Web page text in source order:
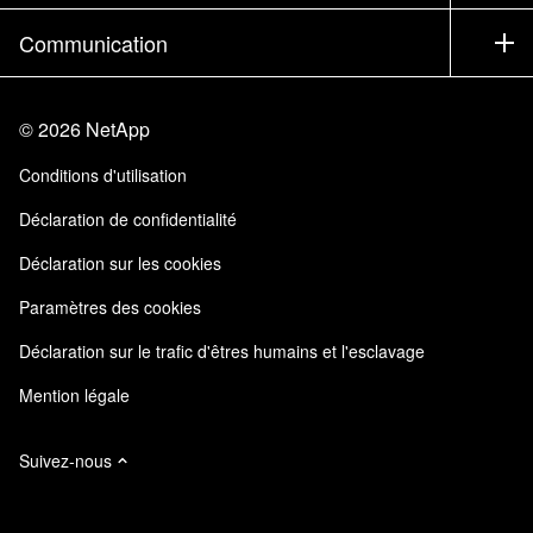
Produits A-Z
Communauté
Apprendre
Partenaires
Emplois
Trust Center
Responsabilité & durabilité
Certifications de la qualité
NetApp Instaclustr
Newsroom
Événements
Blog
Expérience client
Témoignages clients
Communication
Commentaires sur le site
Accessibilité
Mes abonnements
©2026 NetApp
Conditions d'utilisation
Déclaration de confidentialité
Déclaration sur les cookies
Paramètres des cookies
Déclaration sur le trafic d'êtres humains et l'esclavage
Mention légale
Suivez-nous